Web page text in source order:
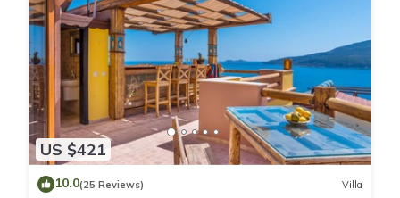
US $421
10.0(25 Reviews) Villa